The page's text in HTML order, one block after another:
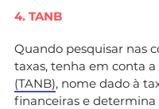
4. TANB
Quando pesquisar nas
taxas, tenha em conta a
(TANB), nome dado à
financeiras e